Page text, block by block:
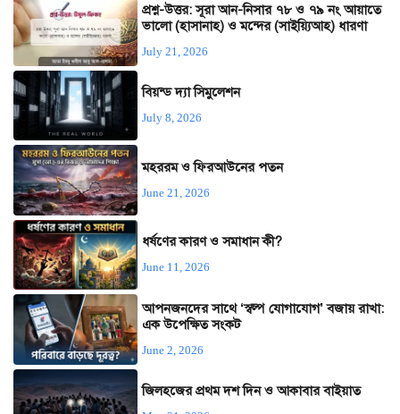
প্রশ্ন-উত্তর: সূরা আন-নিসার ৭৮ ও ৭৯ নং আয়াতে
ভালো (হাসানাহ) ও মন্দের (সাইয়্যিআহ) ধারণা
July 21, 2026
বিয়ন্ড দ্যা সিমুলেশন
July 8, 2026
মহররম ও ফিরআউনের পতন
June 21, 2026
ধর্ষণের কারণ ও সমাধান কী?
June 11, 2026
আপনজনদের সাথে ‘স্বল্প যোগাযোগ’ বজায় রাখা:
এক উপেক্ষিত সংকট
June 2, 2026
জিলহজের প্রথম দশ দিন ও আকাবার বাইয়াত